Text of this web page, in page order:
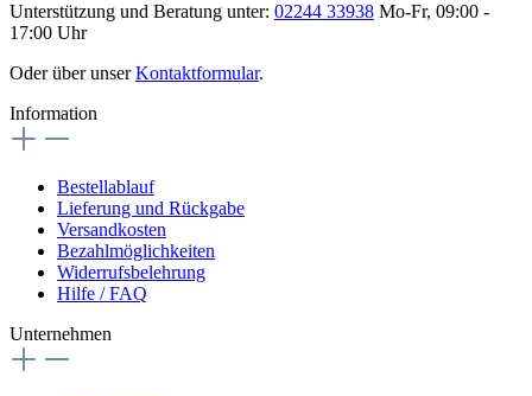
Unterstützung und Beratung unter: 02244 33938 Mo-Fr, 09:00 -
17:00 Uhr
Oder über unserKontaktformular.
Information
Bestellablauf
Lieferung und Rückgabe
Versandkosten
Bezahlmöglichkeiten
Widerrufsbelehrung
Hilfe / FAQ
Unternehmen